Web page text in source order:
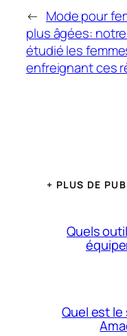
← Mode pour
plus âgées: notre
étudié les
enfreignant ces
+ PLUS DE
Quels
Quel est